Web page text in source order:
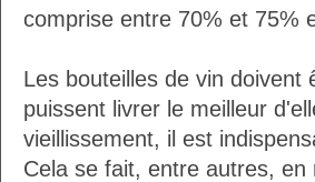
comprise entre 70% et 75%
Les bouteilles de vin doivent
puissent livrer le meilleur
vieillissement, il est
Cela se fait, entre autres,